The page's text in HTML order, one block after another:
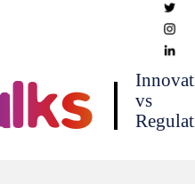
vs